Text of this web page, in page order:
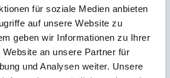
für soziale Medien anbieten
auf unsere Website zu
geben wir Informationen zu Ihrer
an unsere Partner für
und Analysen weiter. Unsere